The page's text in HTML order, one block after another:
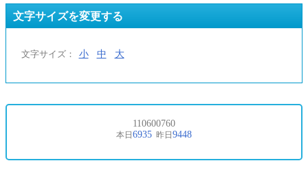
文字サイズを変更する
文字サイズ： 小 中 大